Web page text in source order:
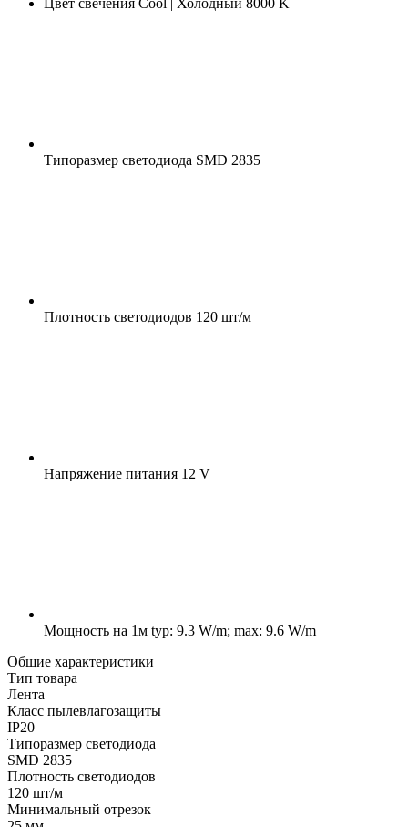
Типоразмер светодиода SMD 2835
Плотность светодиодов 120 шт/м
Напряжение питания 12 V
Мощность на 1м typ: 9.3 W/m; max: 9.6 W/m
Общие характеристики
Тип товара
Лента
Класс пылевлагозащиты
IP20
Типоразмер светодиода
SMD 2835
Плотность светодиодов
120 шт/м
Минимальный отрезок